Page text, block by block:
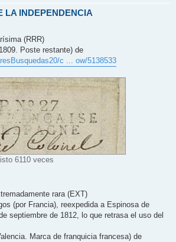
LA INDEPENDENCIA
(RRR)
Poste restante) de
c ... ow/5138533
6110 veces
rara (EXT)
(por Francia), reexpedida a Espinosa de
septiembre de 1812, lo que retrasa el uso del
Marca de franquicia francesa) de